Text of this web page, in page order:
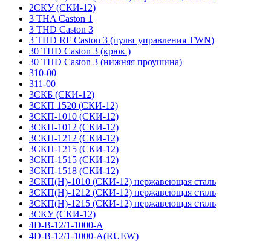
2СКУ (СКИ-12)
3 THA Caston 1
3 THD Caston 3
3 THD RF Caston 3 (пульт управления TWN)
30 THD Caston 3 (крюк )
30 THD Caston 3 (нижняя проушина)
310-00
311-00
3СКБ (СКИ-12)
3СКП 1520 (СКИ-12)
3СКП-1010 (СКИ-12)
3СКП-1012 (СКИ-12)
3СКП-1212 (СКИ-12)
3СКП-1215 (СКИ-12)
3СКП-1515 (СКИ-12)
3СКП-1518 (СКИ-12)
3СКП(Н)-1010 (СКИ-12) нержавеющая сталь
3СКП(Н)-1212 (СКИ-12) нержавеющая сталь
3СКП(Н)-1215 (СКИ-12) нержавеющая сталь
3СКУ (СКИ-12)
4D-B-12/1-1000-A
4D-B-12/1-1000-A(RUEW)